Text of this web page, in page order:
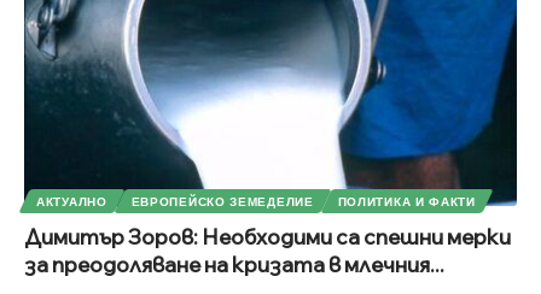
АКТУАЛНО ЕВРОПЕЙСКО ЗЕМЕДЕЛИЕ ПОЛИТИКА И ФАКТИ
Димитър Зоров: Необходими са спешни мерки
за преодоляване на кризата в млечния...